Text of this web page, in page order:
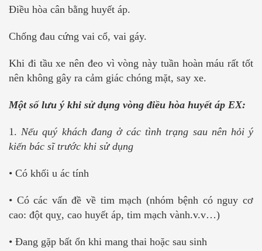
Điều hòa cân bằng huyết áp.
Chống đau cứng vai cổ, vai gáy.
Khi đi tầu xe nên đeo vì vòng này tuần hoàn máu rất tốt
nên không gây ra cảm giác chóng mặt, say xe.
Một số lưu ý khi sử dụng vòng điều hòa huyết áp EX:
1. Nếu quý khách đang ở các tình trạng sau nên hỏi ý
kiến bác sĩ trước khi sử dụng
• Có khối u ác tính
• Có các vấn đề về tim mạch (nhóm bệnh có nguy cơ
cao: đột quỵ, cao huyết áp, tim mạch vành.v.v…)
• Đang gặp bất ổn khi mang thai hoặc sau sinh